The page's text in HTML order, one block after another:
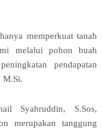
memperkuat tanah
melalui pohon buah
pendapatan
M.Si.
Syahruddin, S.Sos,
merupakan tanggung